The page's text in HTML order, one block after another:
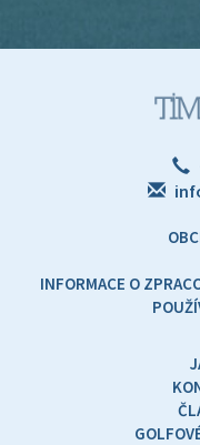
INFORMACE O